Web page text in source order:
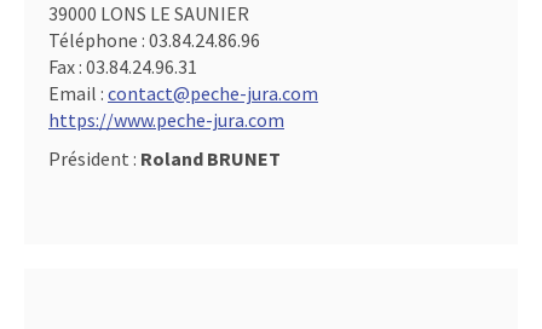
39000 LONS LE SAUNIER
Téléphone : 03.84.24.86.96
Fax : 03.84.24.96.31
Email : contact@peche-jura.com
https://www.peche-jura.com
Président : Roland BRUNET